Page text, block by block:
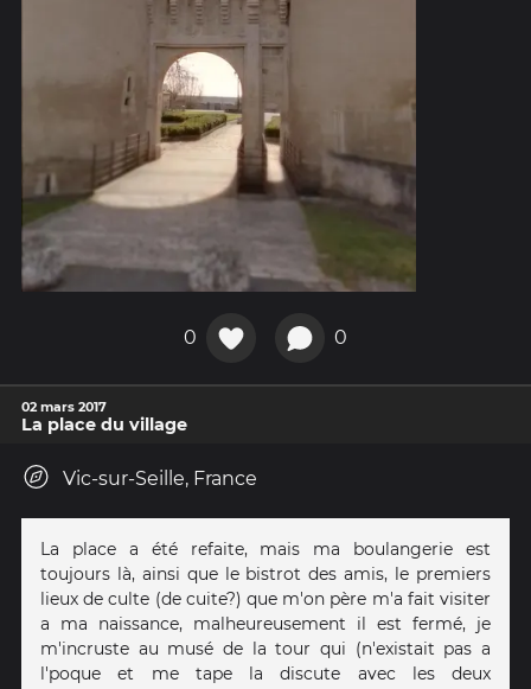
0 0
02 mars 2017
La place du village
Vic-sur-Seille, France
La place a été refaite, mais ma boulangerie est
toujours là, ainsi que le bistrot des amis, le premiers
lieux de culte (de cuite?) que m'on père m'a fait visiter
a ma naissance, malheureusement il est fermé, je
m'incruste au musé de la tour qui (n'existait pas a
l'poque et me tape la discute avec les deux